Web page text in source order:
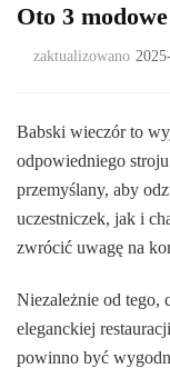
Oto 3
zaktualizowano
Babski wieczór to
odpowiedniego
przemyślany, aby
uczestniczek, jak i
zwrócić uwagę na
Niezależnie od tego,
eleganckiej
powinno być